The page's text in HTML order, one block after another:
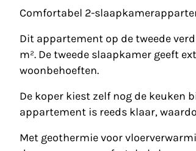
Comfortabel 2-
Dit appartement op de tweede
m². De tweede slaapkamer geeft
woonbehoeften.
De koper kiest zelf nog de keuken
appartement is reeds klaar,
Met geothermie voor